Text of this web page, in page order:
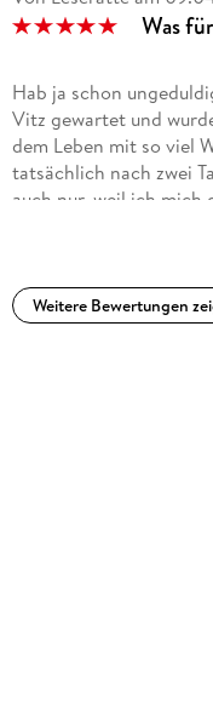
Was
Hab ja schon
Vitz gewartet und
dem Leben mit so viel
tatsächlich nach zwei
auch nur, weil ich mich
Weitere Bewertungen